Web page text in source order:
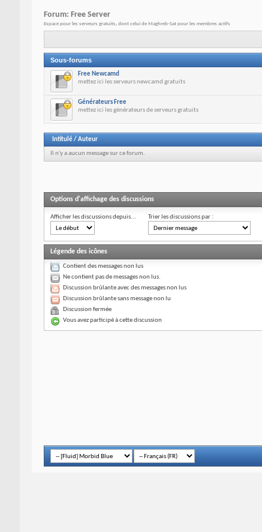
Forum: Free Server
Espace pour les serveurs gratuits, dont celui de Maghreb-Sat pour les membres actifs
Sous-forums
Free Newcamd
mettez ici les serveurs newcamd gratuits
Générateurs Free
mettez ici les générateurs de serveurs gratuits
Intitulé/ Auteur
Il n'y a aucun message sur ce forum.
Options d'affichage des discussions
Afficher les discussions depuis... Trier les discussions par :
Légende des icônes
Contient des messages non lus
Ne contient pas de messages non lus.
Discussion brûlante avec des messages non lus
Discussion brûlante sans message non lu
Discussion fermée
Vous avez participé à cette discussion